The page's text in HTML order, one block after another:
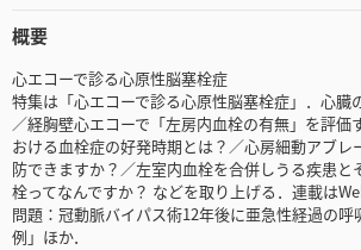
概要
心エコーで診る心原性脳塞栓症
特集は「心エコーで診る心原性脳塞栓症」．心臓
／経胸壁心エコーで「左房内血栓の有無」を評価
おける血栓症の好発時期とは？／心房細動アブレ
防できますか？／左室内血栓を合併しうる疾患と
栓ってなんですか？ などを取り上げる．連載は
問題：冠動脈バイパス術12年後に亜急性経過の
例」ほか．